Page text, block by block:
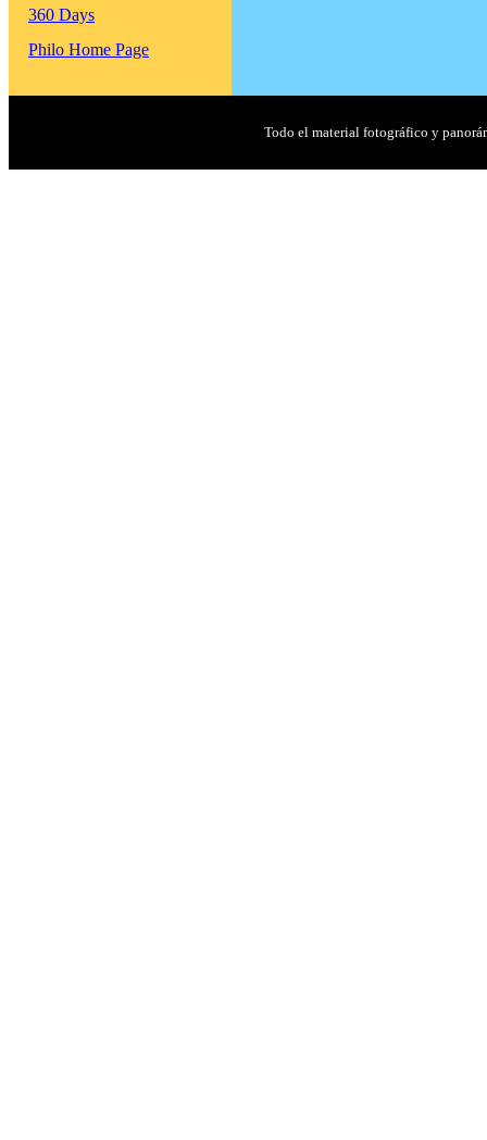
360 Days
Philo Home Page
Todo el material fotográfico y